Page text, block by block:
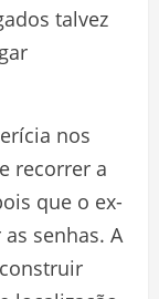
talvez
nos
recorrer a
que o ex-
senhas. A